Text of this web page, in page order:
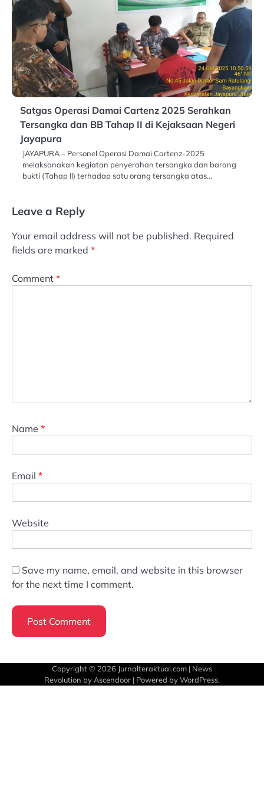
Satgas Operasi Damai Cartenz 2025 Serahkan
Tersangka dan BB Tahap II di Kejaksaan Negeri
Jayapura
JAYAPURA – Personel Operasi Damai Cartenz-2025
melaksanakan kegiatan penyerahan tersangka dan barang
bukti (Tahap II) terhadap satu orang tersangka atas…
Leave a Reply
Your email address will not be published. Required
fields are marked *
Comment *
Name *
Email *
Website
Save my name, email, and website in this browser
for the next time I comment.
Copyright © 2026 Jurnalteraktual.com | News
Revolution by Ascendoor | Powered byWordPress.